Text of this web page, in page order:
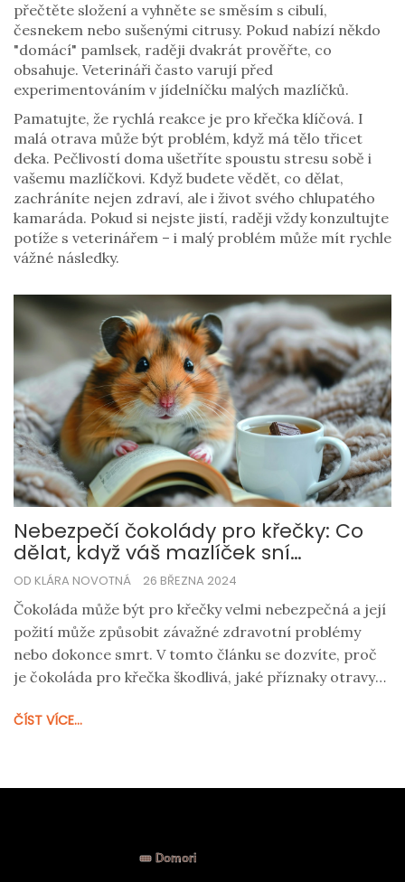
přečtěte složení a vyhněte se směsím s cibulí,
česnekem nebo sušenými citrusy. Pokud nabízí někdo
"domácí" pamlsek, raději dvakrát prověřte, co
obsahuje. Veterináři často varují před
experimentováním v jídelníčku malých mazlíčků.
Pamatujte, že rychlá reakce je pro křečka klíčová. I
malá otrava může být problém, když má tělo třicet
deka. Pečlivostí doma ušetříte spoustu stresu sobě i
vašemu mazlíčkovi. Když budete vědět, co dělat,
zachráníte nejen zdraví, ale i život svého chlupatého
kamaráda. Pokud si nejste jistí, raději vždy konzultujte
potíže s veterinářem – i malý problém může mít rychle
vážné následky.
Nebezpečí čokolády pro křečky: Co
dělat, když váš mazlíček sní
čokoládu?
OD KLÁRA NOVOTNÁ 26 BŘEZNA 2024
Čokoláda může být pro křečky velmi nebezpečná a její
požití může způsobit závažné zdravotní problémy
nebo dokonce smrt. V tomto článku se dozvíte, proč
je čokoláda pro křečka škodlivá, jaké příznaky otravy
byste měli reagovat v případě, že váš křeček nějakou
ČÍST VÍCE...